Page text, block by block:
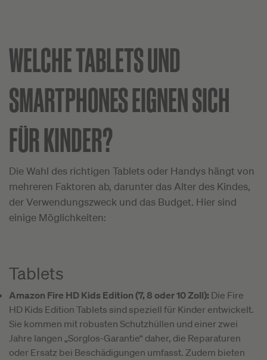
WELCHE TABLETS UND
SMARTPHONES EIGNEN SICH
FÜR KINDER?
Die Wahl des richtigen Tablets oder Handys hängt von
mehreren Faktoren ab, darunter das Alter des Kindes,
der Verwendungszweck und das Budget. Hier sind
einige Möglichkeiten:
Tablets
Amazon Fire HD Kids Edition (7, 8 oder 10 Zoll): Die Fire
HD Kids Edition Tablets sind speziell für Kinder entwickelt.
Sie kommen mit robusten Schutzhüllen und einer zwei
Jahre langen „Sorglos-Garantie“ daher, die Reparaturen
oder Ersatz bei Beschädigungen umfasst. Zudem bieten